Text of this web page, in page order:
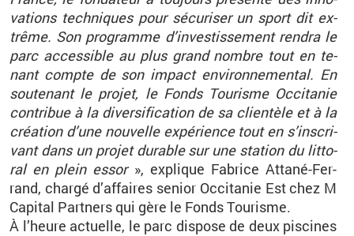
va­tions tech­niques pour sé­cu­ri­ser un sport dit ex­
trême. Son pro­gramme d’in­ves­tis­se­ment ren­dra le
parc ac­ces­sible au plus grand nombre tout en te­
nant compte de son im­pact en­vi­ron­ne­men­tal. En
sou­te­nant le pro­jet, le Fonds Tou­risme Oc­ci­ta­nie
contri­bue à la di­ver­si­fi­ca­tion de sa clien­tèle et à la
créa­tion d’une nou­velle ex­pé­rience tout en s’ins­cri­
vant dans un pro­jet du­rable sur une sta­tion du lit­to­
ral en plein essor», ex­plique Fa­brice At­tané-Fer­
rand, chargé d’af­faires se­nior Oc­ci­ta­nie Est chez M
Ca­pi­tal Part­ners qui gère le Fonds Tou­risme.
À l’heure ac­tuelle, le parc dis­pose de deux pis­cines